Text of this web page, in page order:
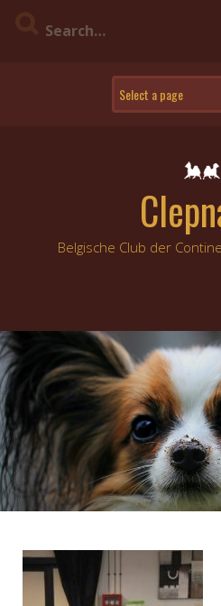
Belgische Club der